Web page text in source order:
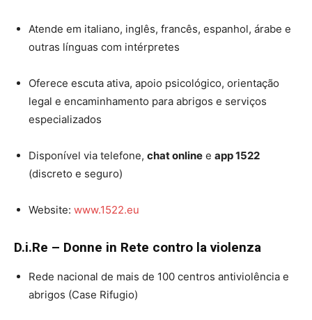
Atende em italiano, inglês, francês, espanhol, árabe e
outras línguas com intérpretes
Oferece escuta ativa, apoio psicológico, orientação
legal e encaminhamento para abrigos e serviços
especializados
Disponível via telefone, chat online e app 1522
(discreto e seguro)
Website: www.1522.eu
D.i.Re – Donne in Rete contro la violenza
Rede nacional de mais de 100 centros antiviolência e
abrigos (Case Rifugio)